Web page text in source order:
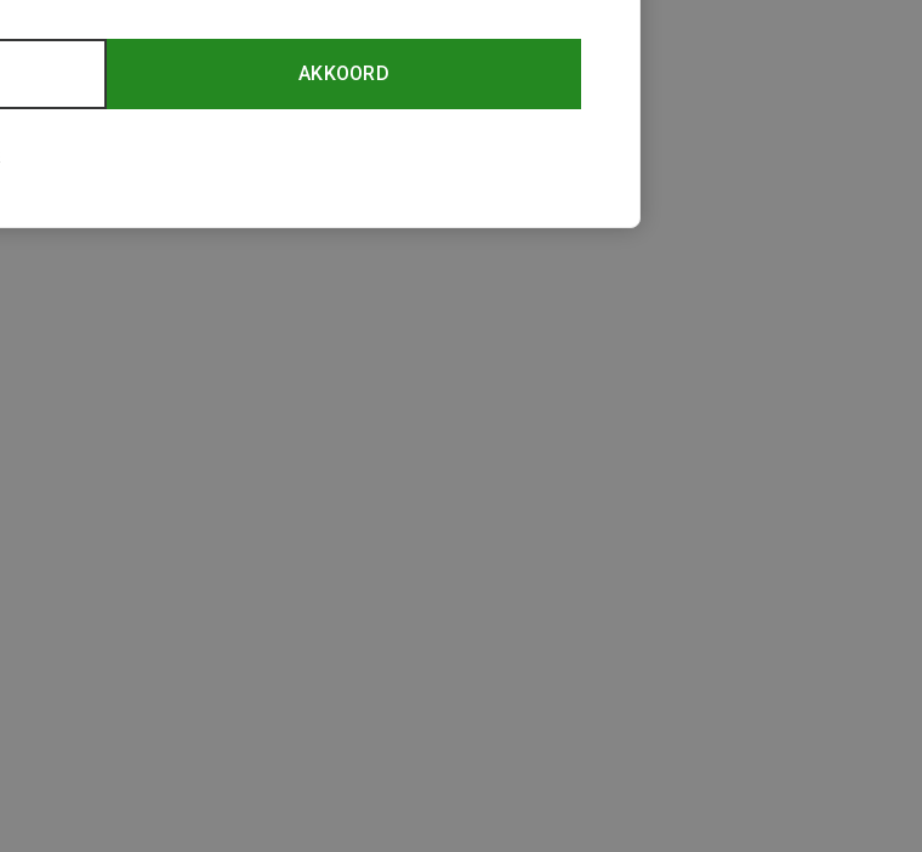
2 van 2 producten bekeken
AKKOORD